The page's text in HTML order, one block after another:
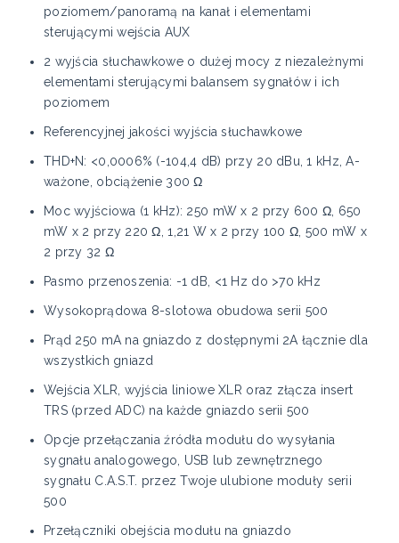
poziomem/panoramą na kanał i elementami
sterującymi wejścia AUX
2 wyjścia słuchawkowe o dużej mocy z niezależnymi
elementami sterującymi balansem sygnałów i ich
poziomem
Referencyjnej jakości wyjścia słuchawkowe
THD+N: <0,0006% (-104,4 dB) przy 20 dBu, 1 kHz, A-
ważone, obciążenie 300 Ω
Moc wyjściowa (1 kHz): 250 mW x 2 przy 600 Ω, 650
mW x 2 przy 220 Ω, 1,21 W x 2 przy 100 Ω, 500 mW x
2 przy 32 Ω
Pasmo przenoszenia: -1 dB, <1 Hz do >70 kHz
Wysokoprądowa 8-slotowa obudowa serii 500
Prąd 250 mA na gniazdo z dostępnymi 2A łącznie dla
wszystkich gniazd
Wejścia XLR, wyjścia liniowe XLR oraz złącza insert
TRS (przed ADC) na każde gniazdo serii 500
Opcje przełączania źródła modułu do wysyłania
sygnału analogowego, USB lub zewnętrznego
sygnału C.A.S.T. przez Twoje ulubione moduły serii
500
Przełączniki obejścia modułu na gniazdo